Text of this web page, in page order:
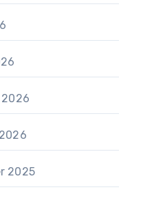
2026
2025